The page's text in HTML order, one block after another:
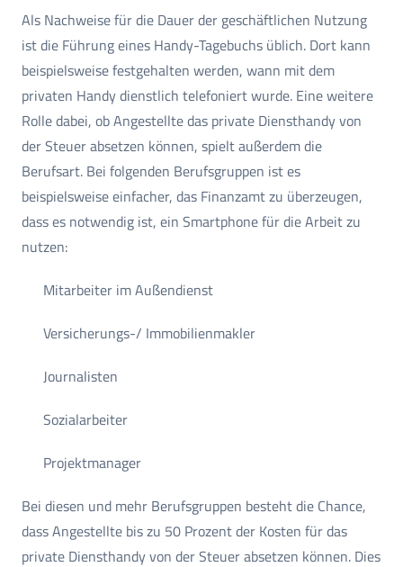
Als Nachweise für die Dauer der geschäftlichen Nutzung
ist die Führung eines Handy-Tagebuchs üblich. Dort kann
beispielsweise festgehalten werden, wann mit dem
privaten Handy dienstlich telefoniert wurde. Eine weitere
Rolle dabei, ob Angestellte das private Diensthandy von
der Steuer absetzen können, spielt außerdem die
Berufsart. Bei folgenden Berufsgruppen ist es
beispielsweise einfacher, das Finanzamt zu überzeugen,
dass es notwendig ist, ein Smartphone für die Arbeit zu
nutzen:
Mitarbeiter im Außendienst
Versicherungs-/ Immobilienmakler
Journalisten
Sozialarbeiter
Projektmanager
Bei diesen und mehr Berufsgruppen besteht die Chance,
dass Angestellte bis zu 50 Prozent der Kosten für das
private Diensthandy von der Steuer absetzen können. Dies